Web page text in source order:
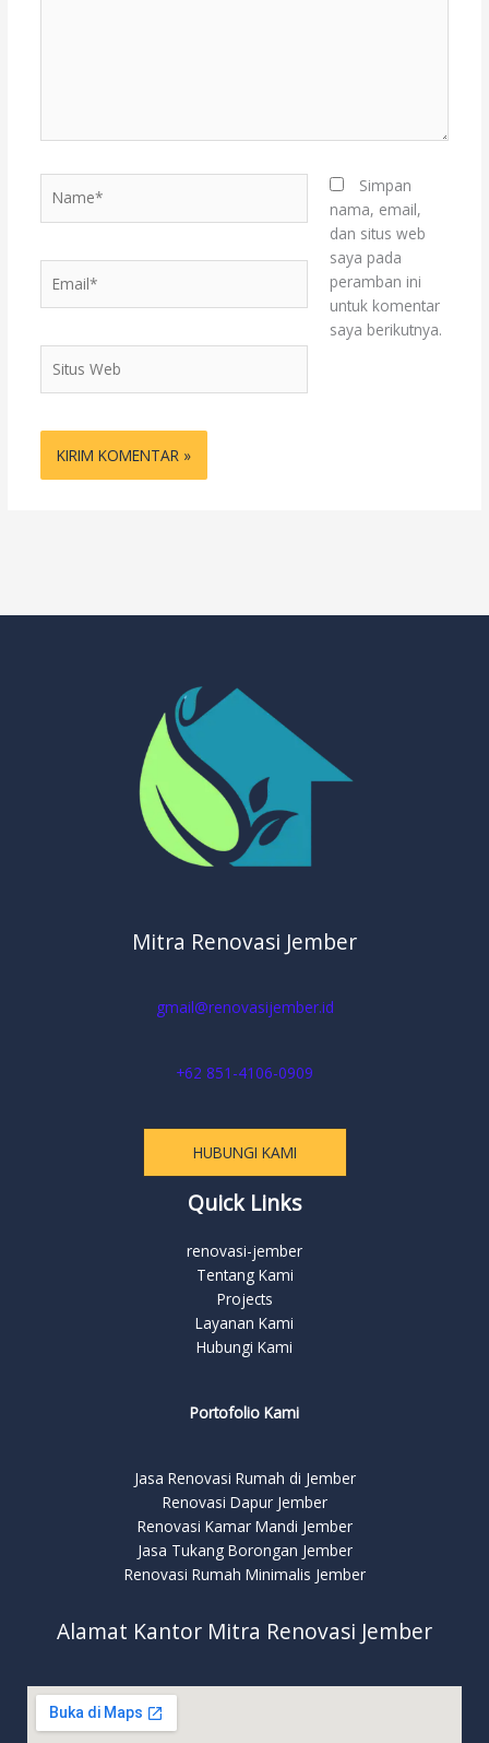
Web
Simpan
nama, email,
dan situs web
saya pada
peramban ini
untuk komentar
saya berikutnya.
Mitra Renovasi Jember
gmail@renovasijember.id
+62 851-4106-0909
HUBUNGI KAMI
Quick Links
renovasi-jember
Tentang Kami
Projects
Layanan Kami
Hubungi Kami
Portofolio Kami
Jasa Renovasi Rumah di Jember
Renovasi Dapur Jember
Renovasi Kamar Mandi Jember
Jasa Tukang Borongan Jember
Renovasi Rumah Minimalis Jember
Alamat Kantor Mitra Renovasi Jember